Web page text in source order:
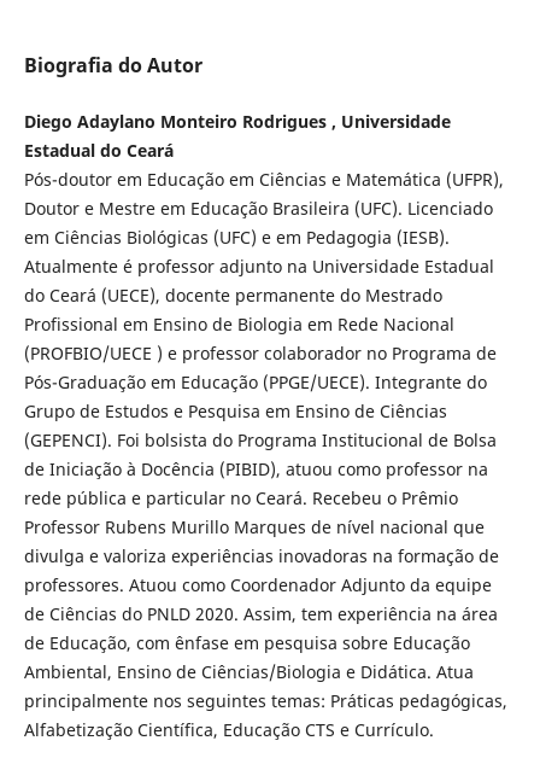
Biografia do Autor
Diego Adaylano Monteiro Rodrigues , Universidade
Estadual do Ceará
Pós-doutor em Educação em Ciências e Matemática (UFPR),
Doutor e Mestre em Educação Brasileira (UFC). Licenciado
em Ciências Biológicas (UFC) e em Pedagogia (IESB).
Atualmente é professor adjunto na Universidade Estadual
do Ceará (UECE), docente permanente do Mestrado
Profissional em Ensino de Biologia em Rede Nacional
(PROFBIO/UECE ) e professor colaborador no Programa de
Pós-Graduação em Educação (PPGE/UECE). Integrante do
Grupo de Estudos e Pesquisa em Ensino de Ciências
(GEPENCI). Foi bolsista do Programa Institucional de Bolsa
de Iniciação à Docência (PIBID), atuou como professor na
rede pública e particular no Ceará. Recebeu o Prêmio
Professor Rubens Murillo Marques de nível nacional que
divulga e valoriza experiências inovadoras na formação de
professores. Atuou como Coordenador Adjunto da equipe
de Ciências do PNLD 2020. Assim, tem experiência na área
de Educação, com ênfase em pesquisa sobre Educação
Ambiental, Ensino de Ciências/Biologia e Didática. Atua
principalmente nos seguintes temas: Práticas pedagógicas,
Alfabetização Científica, Educação CTS e Currículo.